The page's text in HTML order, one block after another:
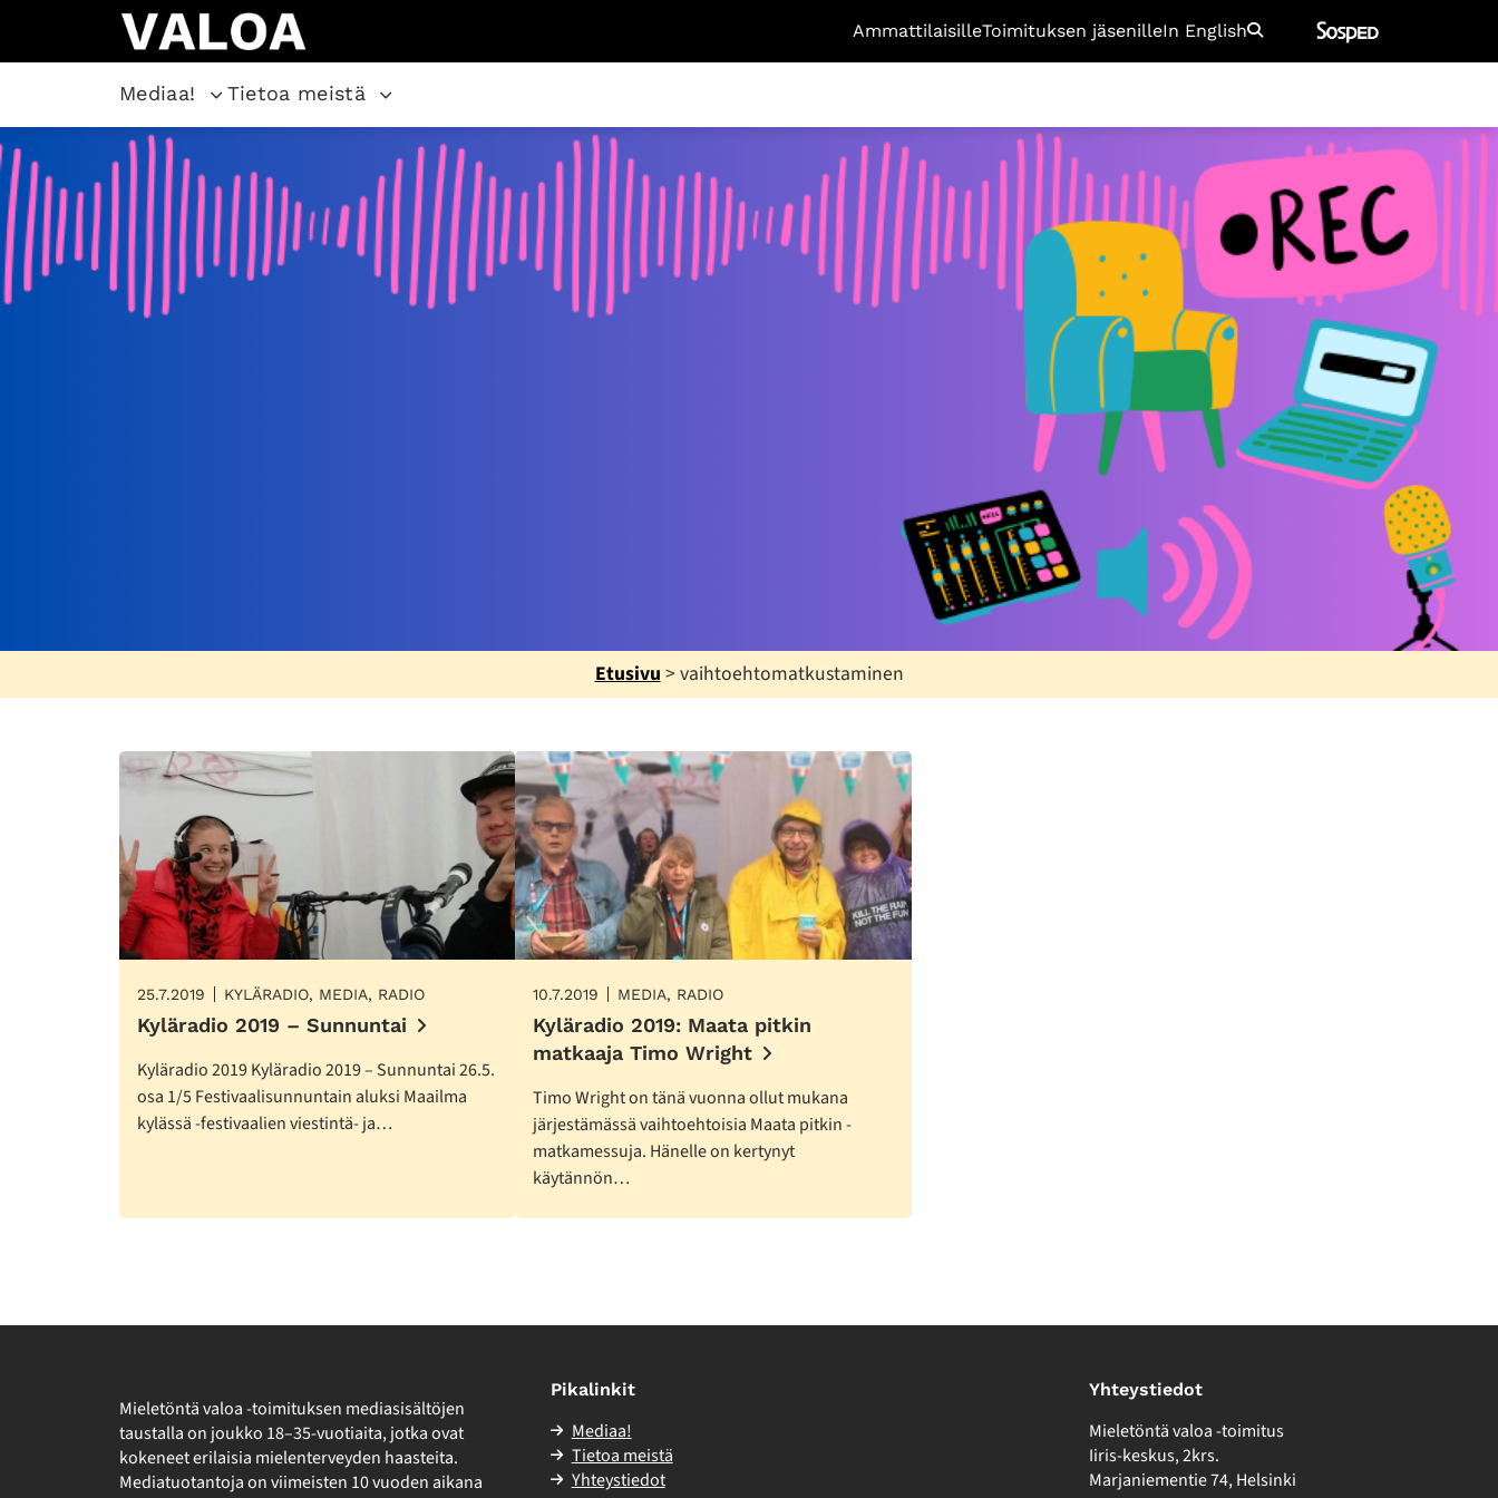
AmmattilaisilleToimituksen jäsenilleIn English Etsi
Mediaa! Tietoa meistä
Etusivu> vaihtoehtomatkustaminen
25.7.2019 KYLÄRADIO, MEDIA, RADIO
Kyläradio 2019 – Sunnuntai
Kyläradio 2019 Kyläradio 2019 – Sunnuntai 26.5.
osa 1/5 Festivaalisunnuntain aluksi Maailma
kylässä -festivaalien viestintä- ja…
10.7.2019 MEDIA, RADIO
Kyläradio 2019: Maata pitkin
matkaaja Timo Wright
Timo Wright on tänä vuonna ollut mukana
järjestämässä vaihtoehtoisia Maata pitkin -
matkamessuja. Hänelle on kertynyt
käytännön…
Mieletöntä valoa -toimituksen mediasisältöjen
taustalla on joukko 18–35-vuotiaita, jotka ovat
kokeneet erilaisia mielenterveyden haasteita.
Mediatuotantoja on viimeisten 10 vuoden aikana
Pikalinkit
Mediaa!
Tietoa meistä
Yhteystiedot
Yhteystiedot
Mieletöntä valoa -toimitus
Iiris-keskus, 2krs.
Marjaniementie 74, Helsinki